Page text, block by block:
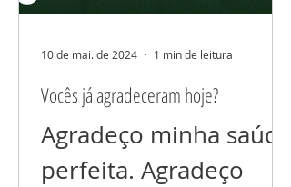
Vocês já agradeceram hoje?
Agradeço minha saúde
perfeita. Agradeço
10 de mai. de 2024 1 min de leitura